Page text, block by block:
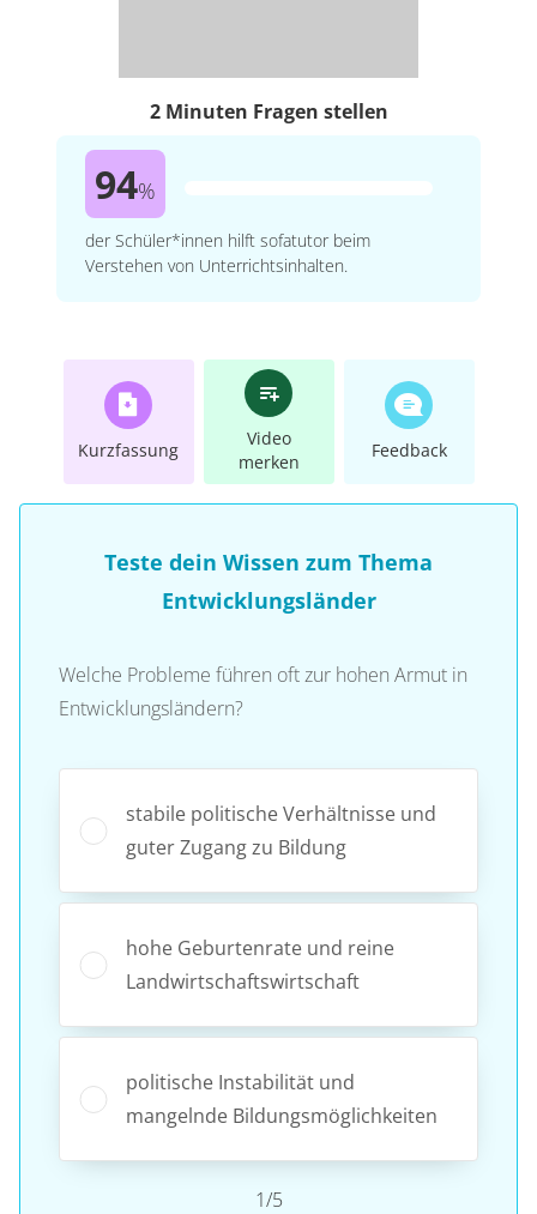
2 Minuten Fragen stellen
94%
der Schüler*innen hilft sofatutor beim
Verstehen von Unterrichtsinhalten.
Kurzfassung
Video
merken
Feedback
Teste dein Wissen zum Thema
Entwicklungsländer
Welche Probleme führen oft zur hohen Armut in
Entwicklungsländern?
stabile politische Verhältnisse und
guter Zugang zu Bildung
hohe Geburtenrate und reine
Landwirtschaftswirtschaft
politische Instabilität und
mangelnde Bildungsmöglichkeiten
1/5